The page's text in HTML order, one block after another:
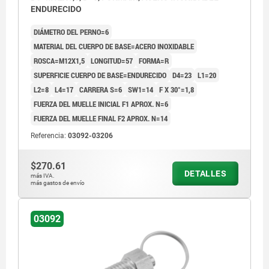
ENDURECIDO
DIÁMETRO DEL PERNO=6
MATERIAL DEL CUERPO DE BASE=ACERO INOXIDABLE
ROSCA=M12X1,5 LONGITUD=57 FORMA=R
SUPERFICIE CUERPO DE BASE=ENDURECIDO D4=23 L1=20
L2=8 L4=17 CARRERA S=6 SW1=14 F X 30°=1,8
FUERZA DEL MUELLE INICIAL F1 APROX. N=6
FUERZA DEL MUELLE FINAL F2 APROX. N=14
Referencia: 03092-03206
$270.61
más IVA.
más gastos de envío
DETALLES
03092